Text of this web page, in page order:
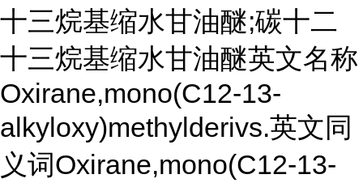
十三烷基缩水甘油醚;碳十二
十三烷基缩水甘油醚英文名称
Oxirane,mono(C12-13-
alkyloxy)methylderivs.英文同
义词Oxirane,mono(C12-13-